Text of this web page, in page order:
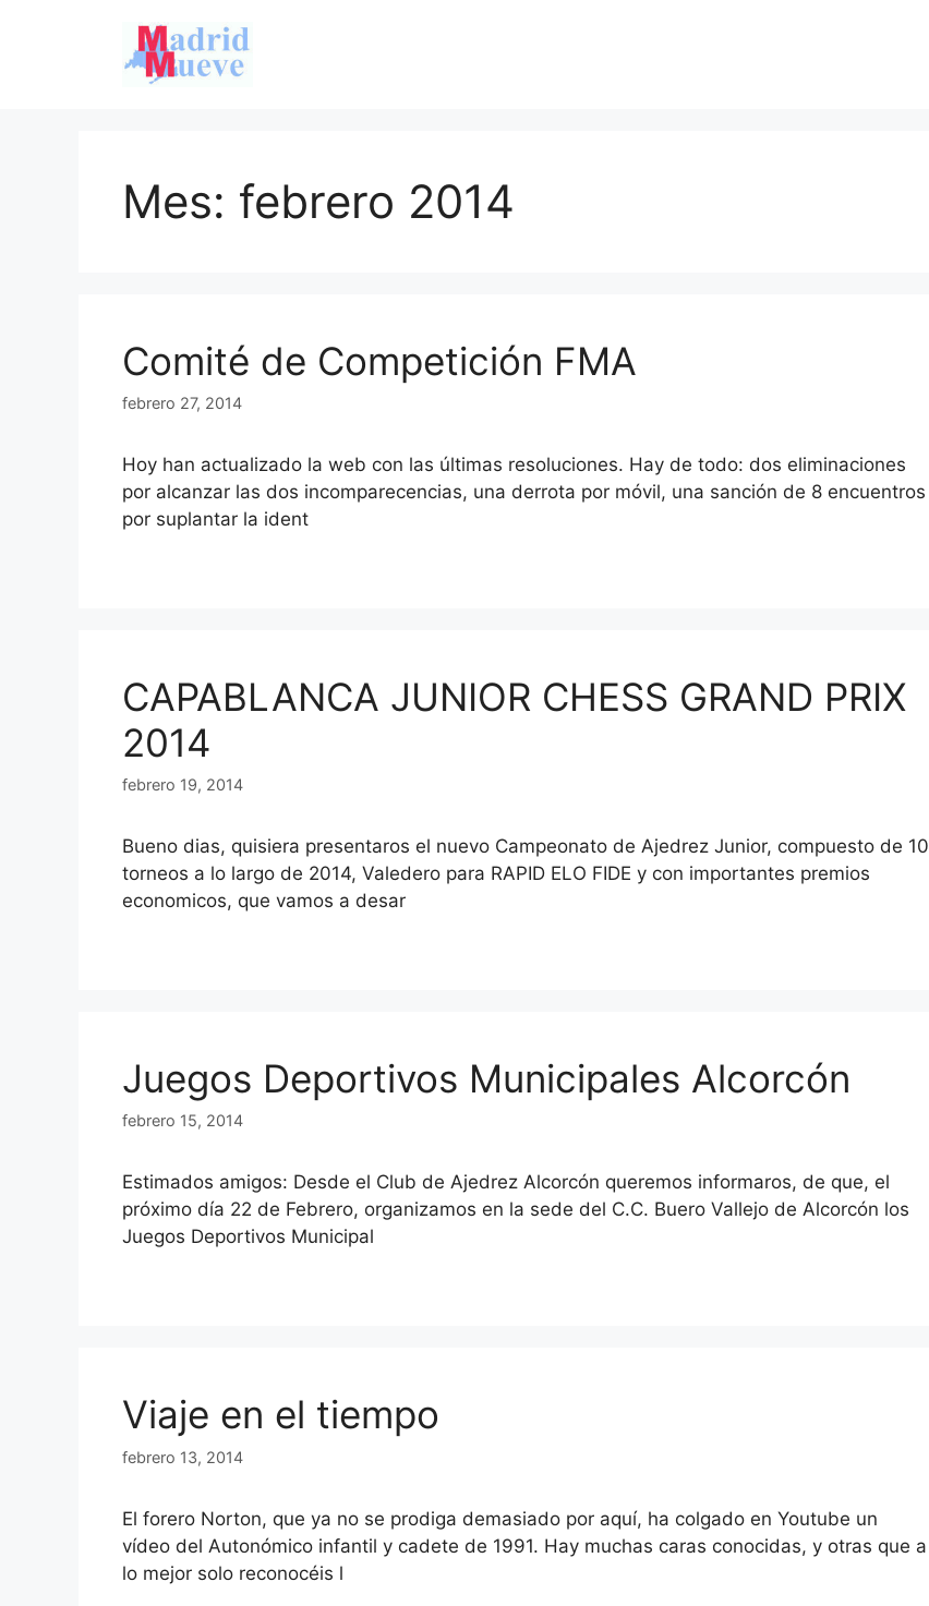
Mes: febrero 2014
Comité de Competición FMA
febrero 27, 2014
Hoy han actualizado la web con las últimas resoluciones. Hay de todo: dos eliminaciones
por alcanzar las dos incomparecencias, una derrota por móvil, una sanción de 8 encuentros
por suplantar la ident
CAPABLANCA JUNIOR CHESS GRAND PRIX
2014
febrero 19, 2014
Bueno dias, quisiera presentaros el nuevo Campeonato de Ajedrez Junior, compuesto de 10
torneos a lo largo de 2014, Valedero para RAPID ELO FIDE y con importantes premios
economicos, que vamos a desar
Juegos Deportivos Municipales Alcorcón
febrero 15, 2014
Estimados amigos: Desde el Club de Ajedrez Alcorcón queremos informaros, de que, el
próximo día 22 de Febrero, organizamos en la sede del C.C. Buero Vallejo de Alcorcón los
Juegos Deportivos Municipal
Viaje en el tiempo
febrero 13, 2014
El forero Norton, que ya no se prodiga demasiado por aquí, ha colgado en Youtube un
vídeo del Autonómico infantil y cadete de 1991. Hay muchas caras conocidas, y otras que a
lo mejor solo reconocéis l